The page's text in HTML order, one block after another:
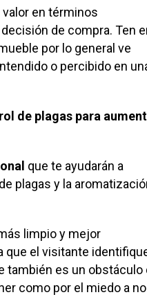
en términos
de compra. Ten
por lo general ve
o percibido en
de plagas para
que te ayudarán a
plagas y la
limpio y mejor
que el visitante
también es un obstáculo
como por el miedo a no